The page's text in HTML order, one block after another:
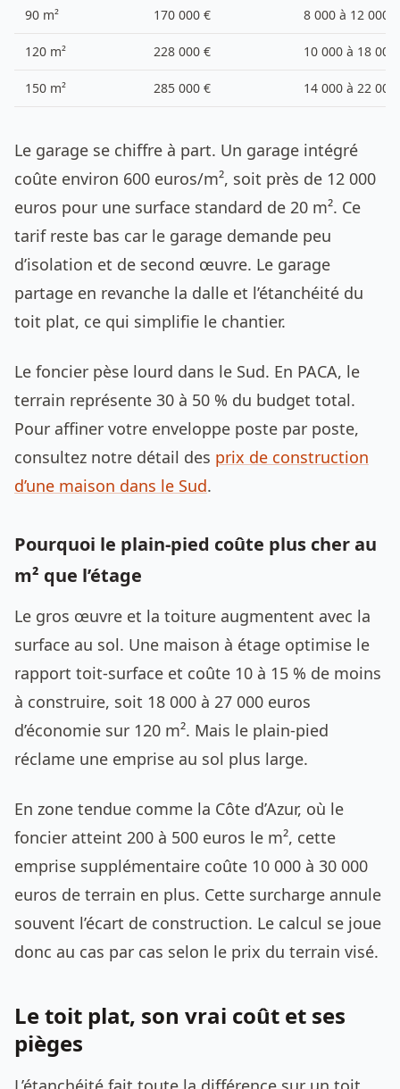
90 m² 170 000 € 8 000 à 12 000 €
120 m² 228 000 € 10 000 à 18 000
150 m² 285 000 € 14 000 à 22 000
Le garage se chiffre à part. Un garage intégré
coûte environ 600 euros/m², soit près de 12 000
euros pour une surface standard de 20 m². Ce
tarif reste bas car le garage demande peu
d’isolation et de second œuvre. Le garage
partage en revanche la dalle et l’étanchéité du
toit plat, ce qui simplifie le chantier.
Le foncier pèse lourd dans le Sud. En PACA, le
terrain représente 30 à 50 % du budget total.
Pour affiner votre enveloppe poste par poste,
consultez notre détail des prix de construction
d’une maison dans le Sud.
Pourquoi le plain-pied coûte plus cher au
m² que l’étage
Le gros œuvre et la toiture augmentent avec la
surface au sol. Une maison à étage optimise le
rapport toit-surface et coûte 10 à 15 % de moins
à construire, soit 18 000 à 27 000 euros
d’économie sur 120 m². Mais le plain-pied
réclame une emprise au sol plus large.
En zone tendue comme la Côte d’Azur, où le
foncier atteint 200 à 500 euros le m², cette
emprise supplémentaire coûte 10 000 à 30 000
euros de terrain en plus. Cette surcharge annule
souvent l’écart de construction. Le calcul se joue
donc au cas par cas selon le prix du terrain visé.
Le toit plat, son vrai coût et ses
pièges